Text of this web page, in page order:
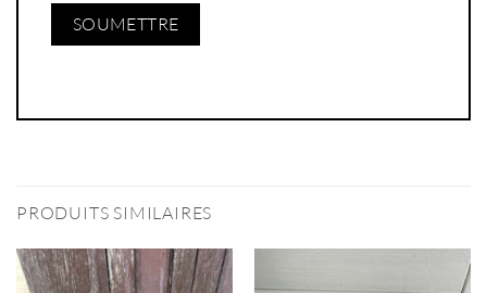
PRODUITS SIMILAIRES